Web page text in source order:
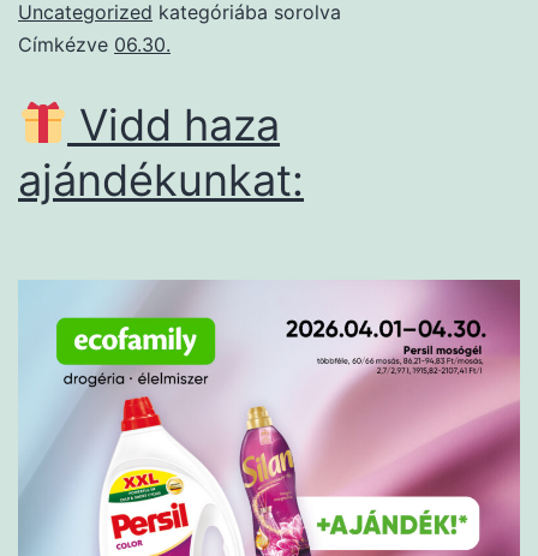
Uncategorized kategóriába sorolva
Címkézve 06.30.
Vidd haza
ajándékunkat: